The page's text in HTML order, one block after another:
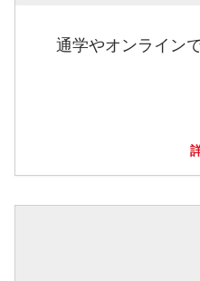
通学やオンライン